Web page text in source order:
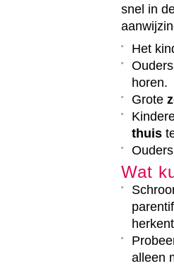
snel in
Het
horen.
Grote
thuis
Wat
alleen